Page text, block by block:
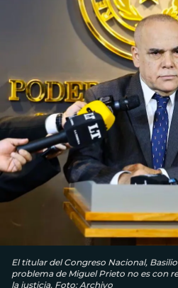
El titular del Congreso Nacional,
problema de Miguel Prieto no es con
la justicia. Foto: Archivo